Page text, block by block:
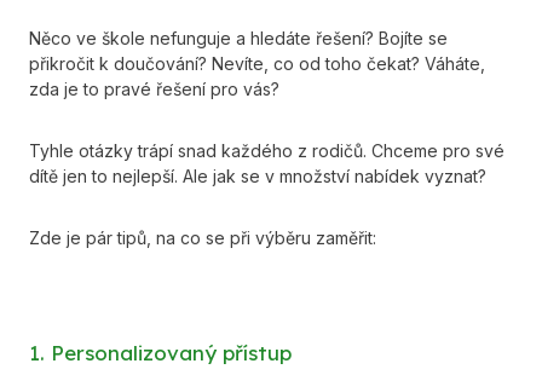
Něco ve škole nefunguje a hledáte řešení? Bojíte se
přikročit k doučování? Nevíte, co od toho čekat? Váháte,
zda je to pravé řešení pro vás?
Tyhle otázky trápí snad každého z rodičů. Chceme pro své
dítě jen to nejlepší. Ale jak se v množství nabídek vyznat?
Zde je pár tipů, na co se při výběru zaměřit:
1. Personalizovaný přístup